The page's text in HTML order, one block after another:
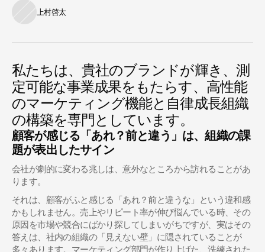
上村啓太
私たちは、貴社のブランドが輝き、測
定可能な事業成果をもたらす、高性能
のマーケティング機能と自律成長組織
の構築を専門としています。
顧客が感じる「あれ？前と違う」は、組織の課
題が表出したサイン
会社が劇的に変わる兆しは、意外なところから訪れることがあ
ります。
それは、顧客がふと感じる「あれ？前と違うな」という違和感
かもしれません。売上やリピート率が伸び悩んでいる時、その
原因を市場や競合にばかり探してしまいがちですが、実はその
答えは、社内の組織の「見えない壁」に隠されていることが
多々あります。マーケティング部門が作り上げた、洗練された